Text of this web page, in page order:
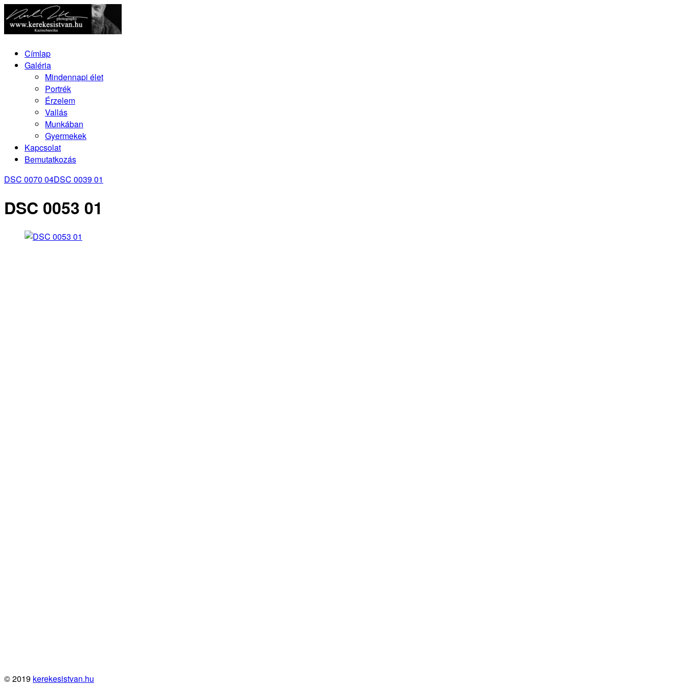
Címlap
Galéria
Mindennapi élet
Portrék
Érzelem
Vallás
Munkában
Gyermekek
Kapcsolat
Bemutatkozás
DSC 0070 04DSC 0039 01
DSC 0053 01
© 2019 kerekesistvan.hu